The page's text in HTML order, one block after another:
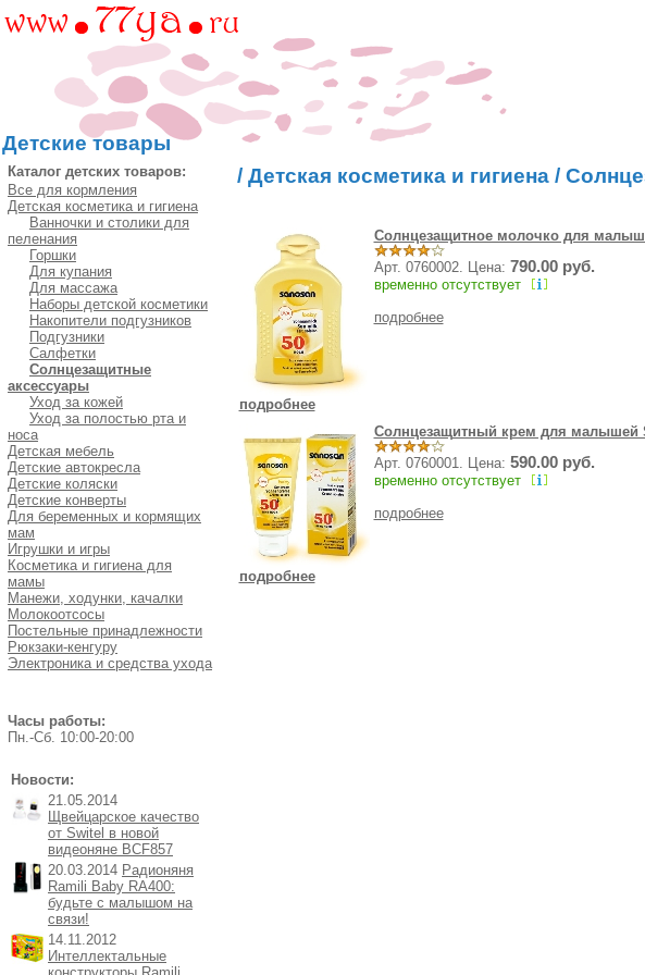
Детские товары
Каталог детских товаров:
Все для кормления
Детская косметика и гигиена
Ванночки и столики для
пеленания
Горшки
Для купания
Для массажа
Наборы детской косметики
Накопители подгузников
Подгузники
Салфетки
Солнцезащитные
аксессуары
Уход за кожей
Уход за полостью рта и
носа
Детская мебель
Детские автокресла
Детские коляски
Детские конверты
Для беременных и кормящих
мам
Игрушки и игры
Косметика и гигиена для
мамы
Манежи, ходунки, качалки
Молокоотсосы
Постельные принадлежности
Рюкзаки-кенгуру
Электроника и средства ухода
Часы работы:
Пн.-Cб. 10:00-20:00
Новости:
21.05.2014
Щвейцарское качество
от Switel в новой
видеоняне BCF857
20.03.2014 Радионяня
Ramili Baby RA400:
будьте с малышом на
связи!
14.11.2012
Интеллектальные
/ Детская косметика и гигиена/
подробнее
Солнцезащитное молочко для
Арт. 0760002. Цена: 790.00 руб.
временно отсутствует
подробнее
подробнее
Солнцезащитный крем для малышей
Арт. 0760001. Цена: 590.00 руб.
временно отсутствует
подробнее